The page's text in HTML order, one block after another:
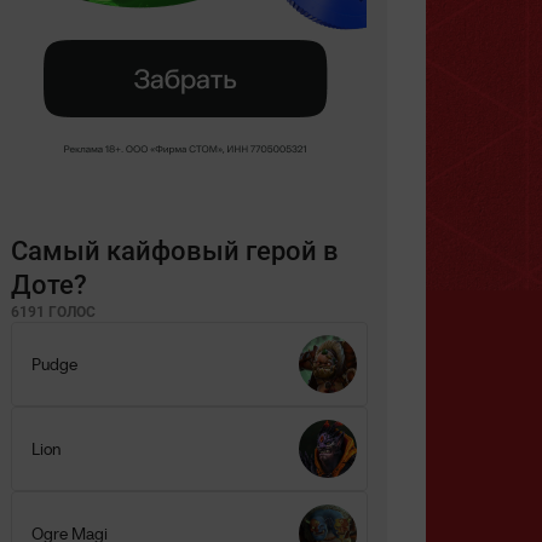
Самый кайфовый герой в
Доте?
6191 ГОЛОС
Pudge
Lion
Ogre Magi